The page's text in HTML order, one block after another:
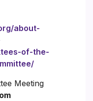
about-
of-the-
Meeting